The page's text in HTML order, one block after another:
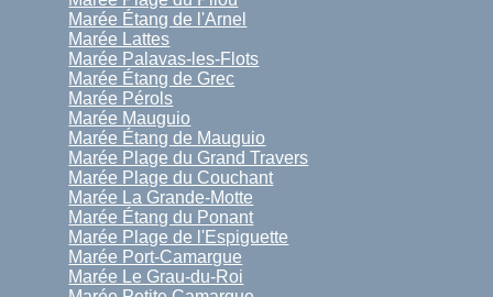
Marée Étang de l'Arnel
Marée Lattes
Marée Palavas-les-Flots
Marée Étang de Grec
Marée Pérols
Marée Mauguio
Marée Étang de Mauguio
Marée Plage du Grand Travers
Marée Plage du Couchant
Marée La Grande-Motte
Marée Étang du Ponant
Marée Plage de l'Espiguette
Marée Port-Camargue
Marée Le Grau-du-Roi